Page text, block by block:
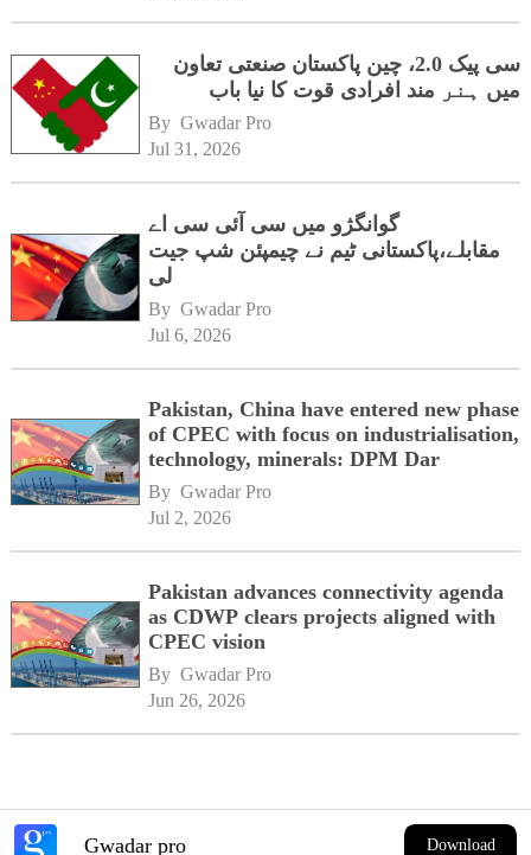
سی پیک 2.0، چین پاکستان صنعتی تعاون
میں ہنر مند افرادی قوت کا نیا باب
By Gwadar Pro
Jul 31, 2026
گوانگژو میں سی آئی سی اے
مقابلے،پاکستانی ٹیم نے چیمپئن شپ جیت
لی
By Gwadar Pro
Jul 6, 2026
Pakistan, China have entered new phase
of CPEC with focus on industrialisation,
technology, minerals: DPM Dar
By Gwadar Pro
Jul 2, 2026
Pakistan advances connectivity agenda
as CDWP clears projects aligned with
CPEC vision
By Gwadar Pro
Jun 26, 2026
Gwadar pro Download